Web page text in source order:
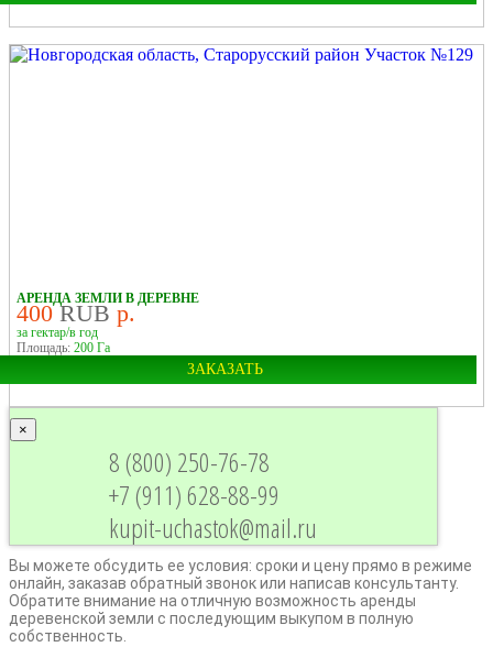
Область:
Новгородская
АРЕНДА ЗЕМЛИ В ДЕРЕВНЕ
400 RUB р.
за гектар/в год
Площадь: 200 Га
ЗАКАЗАТЬ
Район:
Старорусский
×
8 (800) 250-76-78
+7 (911) 628-88-99
kupit-uchastok@mail.ru
Вы можете обсудить ее условия: сроки и цену прямо в режиме
онлайн, заказав обратный звонок или написав консультанту.
Обратите внимание на отличную возможность аренды
деревенской земли с последующим выкупом в полную
собственность.